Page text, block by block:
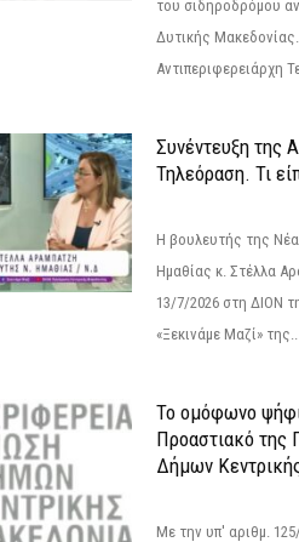
του σιδηροδρόμου
Δυτικής
Αντιπεριφερειάρχη
Συνέντευξη της
Τηλεόραση. Τι
Η βουλευτής της
Ημαθίας κ. Στέλλα
13/7/2026 στη ΔΙΟΝ
«Ξεκινάμε Μαζί»
Το ομόφωνο
Προαστιακό της
Δήμων
Με την υπ' αριθμ.